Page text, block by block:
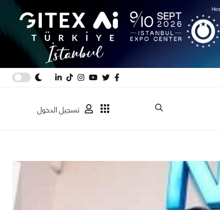
تسجيل الدخول